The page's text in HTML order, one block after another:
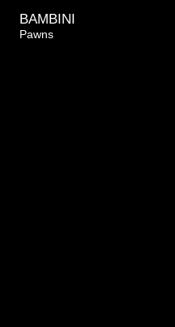
BAMBINI
Pawns